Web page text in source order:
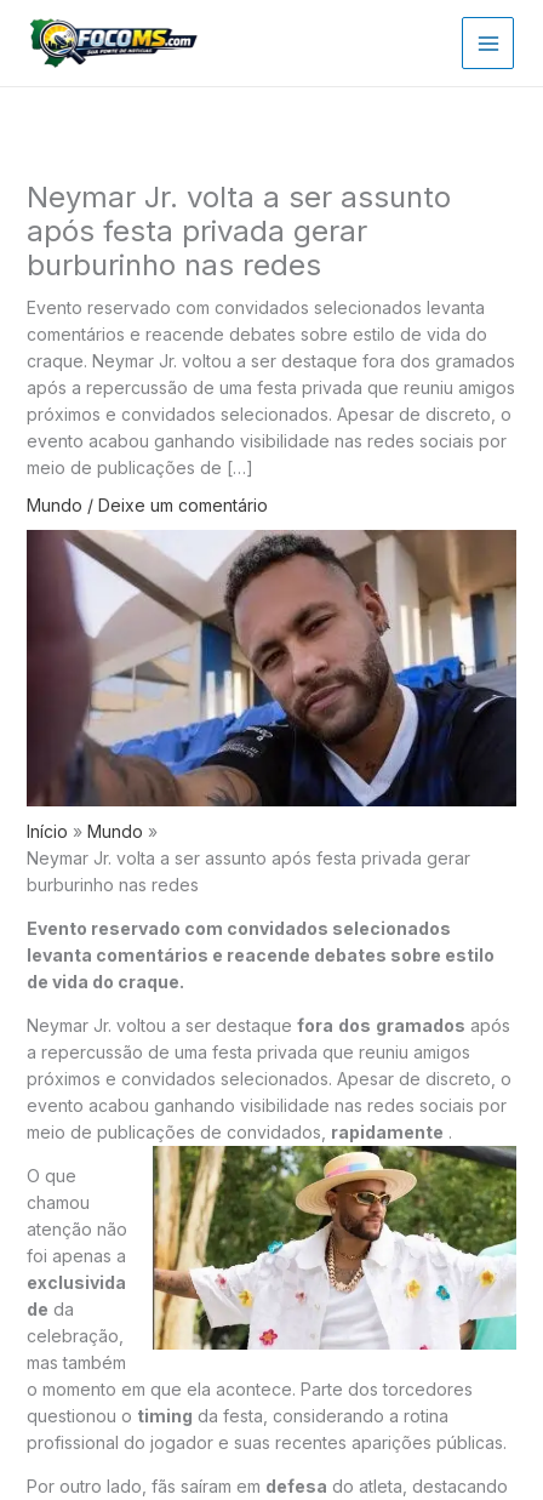
para
Neymar Jr. volta a ser assunto
após festa privada gerar
burburinho nas redes
Evento reservado com convidados selecionados levanta
comentários e reacende debates sobre estilo de vida do
craque. Neymar Jr. voltou a ser destaque fora dos gramados
após a repercussão de uma festa privada que reuniu amigos
próximos e convidados selecionados. Apesar de discreto, o
evento acabou ganhando visibilidade nas redes sociais por
meio de publicações de […]
Mundo / Deixe um comentário
Início
Mundo
Neymar Jr. volta a ser assunto após festa privada gerar
burburinho nas redes
Evento reservado com convidados selecionados
levanta comentários e reacende debates sobre estilo
de vida do craque.
Neymar Jr. voltou a ser destaque fora dos gramados após
a repercussão de uma festa privada que reuniu amigos
próximos e convidados selecionados. Apesar de discreto, o
evento acabou ganhando visibilidade nas redes sociais por
meio de publicações de convidados, rapidamente .
O que
chamou
atenção não
foi apenas a
exclusivida
de da
celebração,
mas também
o momento em que ela acontece. Parte dos torcedores
questionou o timing da festa, considerando a rotina
profissional do jogador e suas recentes aparições públicas.
Por outro lado, fãs saíram em defesa do atleta, destacando